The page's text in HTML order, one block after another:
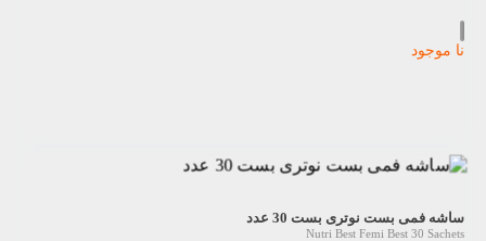
نا موجود
ساشه فمی بست نوتری بست 30 عدد
Nutri Best Femi Best 30 Sachets